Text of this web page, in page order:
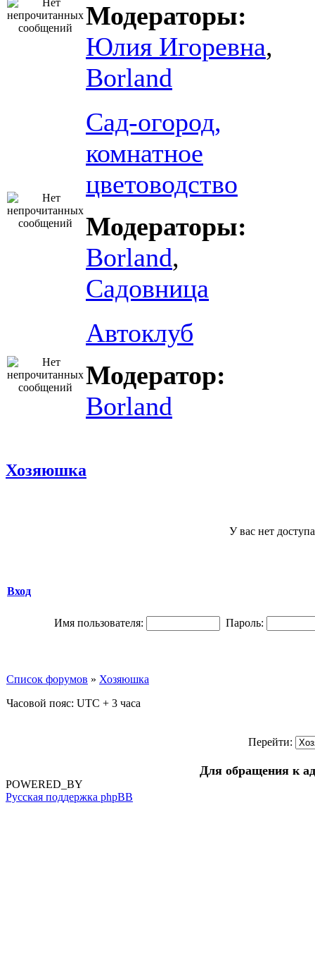
Модераторы:
Юлия Игоревна,
Borland
Сад-огород,
комнатное
цветоводство
Модераторы:
Borland,
Садовница
Автоклуб
Модератор:
Borland
Хозяюшка
У вас нет
Вход
Имя пользователя: Пароль:
Список форумов » Хозяюшка
Часовой пояс: UTC + 3 часа
Перейти:
Для обращения к
POWERED_BY
Русская поддержка phpBB